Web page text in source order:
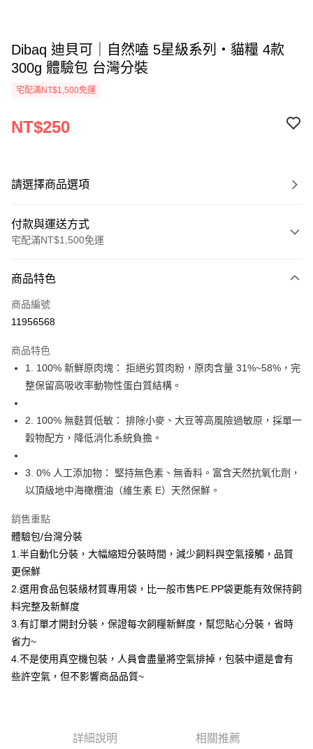
Dibaq 迪貝可｜自然嗑 5星級系列・貓糧 4款
300g 體驗包 台灣分裝
宅配滿NT$1,500免運
NT$250
請選擇商品選項
付款與運送方式
宅配滿NT$1,500免運
信用卡一次付款
LINE Pay
悠遊付
AFTEE先享後付
相關說明
【關於「AFTEE先享後付」】
AFTEE先享後付是「在收到商品之後才付款」的支付方式。 讓您購物簡單
２．便利：只要手機號碼，簡訊認證，即可結帳。
３．安心：先確認商品／服務後，再付款。
１．於結帳方式選擇「AFTEE先享後付」後，將跳轉至「AFTEE先享後付」
結帳頁面，進行簡訊認證並確認金額後，即可完成結帳。
２．訂單成立數日內，您將收到繳費通知簡訊。
３．收到繳費通知簡訊後14天內，點擊此簡訊中的連結，可透過四大超商／
ATM／網路銀行／等多元方式進行付款，方視為交易完成。
※ 請注意：結帳手續完成當下不需立刻繳費，但若您需要取消訂單，請聯絡
購買商品的店家。未經商家同意取消之訂單仍視為有效，需透過AFTEE先享
後付繳納相關費用。
※ 交易是否成功請以「AFTEE先享後付 」之結帳頁面顯示為準，若有關於
是否繳費成功／繳費後需取消欲退款等相關疑問，請聯繫「AFTEE先享後付
【注意事項】
https://aftee.tw/terms/#terms3
ATM付款
運送方式
宅配
宅配【偏遠地區-依黑貓物流所公告地區為主】
每筆NT$250
商品特色
商品編號
11956568
商品特色
1. 100% 新鮮原肉塊： 拒絕劣質肉粉，原肉含量 31%~58%，完
整保留高吸收率動物性蛋白質結構。
2. 100% 無麩質低敏： 排除小麥、大豆等高風險過敏原，採單一
穀物配方，降低消化系統負擔。
3. 0% 人工添加物： 堅持無色素、無香料。富含天然抗氧化劑，
以頂級地中海橄欖油（維生素 E）天然保鮮。
銷售重點
體驗包/台灣分裝
1.半自動化分裝，大幅縮短分裝時間，減少飼料與空氣接觸，品質
更保鮮
2.選用食品包裝級材質專用袋，比一般市售PE.PP袋更能有效保持飼
料完整及新鮮度
3.有訂單才開封分裝，保證每次飼糧新鮮度，幫您貼心分裝，省時
省力~
4.不是使用真空機包裝，人員會盡量將空氣排掉，包裝中還是會有
些許空氣，但不影響商品品質~
詳細說明 相關推薦